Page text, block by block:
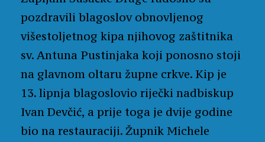
pozdravili blagoslov obnovljenog
višestoljetnog kipa njihovog zaštitnika
sv. Antuna Pustinjaka koji ponosno stoji
na glavnom oltaru župne crkve. Kip je
13. lipnja blagoslovio riječki nadbiskup
Ivan Devčić, a prije toga je dvije godine
bio na restauraciji. Župnik Michele